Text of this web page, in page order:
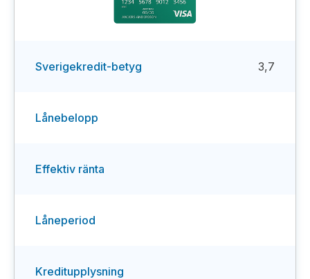
Sverigekredit-betyg 3,7
Lånebelopp
Effektiv ränta
Låneperiod
Kreditupplysning